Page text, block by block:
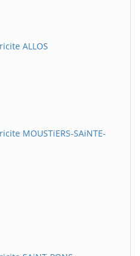
ALLOS
MOUSTiERS-SAiNTE-